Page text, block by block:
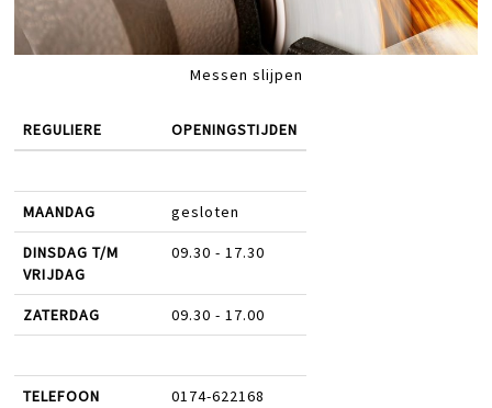
Messen slijpen
REGULIERE OPENINGSTIJDEN
MAANDAG gesloten
DINSDAG T/M
VRIJDAG
09.30 - 17.30
ZATERDAG 09.30 - 17.00
TELEFOON 0174-622168